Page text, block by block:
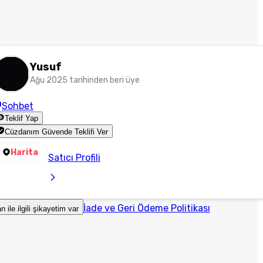
Yusuf
Ağu 2025 tarihinden beri üye
Sohbet
Teklif Yap
Cüzdanım Güvende Teklifi Ver
Harita Satıcı Profili
ile ilgili şikayetim var İade ve Geri Ödeme Politikası